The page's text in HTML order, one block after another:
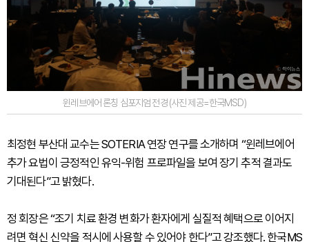
윈레브에어 론칭 심포지엄 전경 (사진 제공=한국MSD)
최정현 부산대 교수는 SOTERIA 연장 연구를 소개하며 “윈레브에어
추가 요법이 긍정적인 유익-위험 프로파일을 보여 장기 추적 결과도
기대된다”고 밝혔다.
정 회장은 “조기 치료 환경 변화가 환자에게 실질적 혜택으로 이어지
려면 혁신 신약을 적시에 사용할 수 있어야 한다”고 강조했다. 한국MS